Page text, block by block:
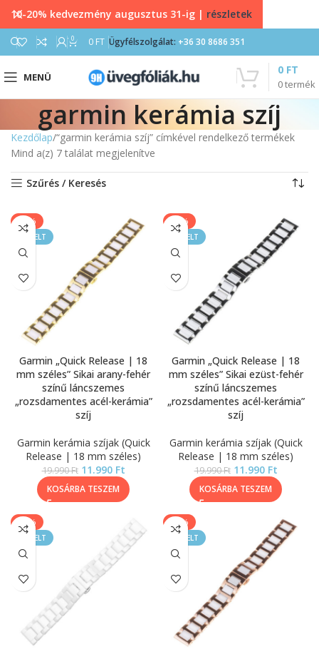
0 0 FT Ügyfélszolgálat: +36 30 8686 351
MENÜ
0termék
0 FT
garmin kerámia szíj
Kezdőlap “garmin kerámia szíj” címkével rendelkező termékek
Mind a(z) 7 találat megjelenítve
Szűrés / Keresés
-40%
KIEMELT
Garmin „Quick Release | 18
mm széles” Sikai arany-fehér
színű láncszemes
„rozsdamentes acél-kerámia”
szíj
Garmin kerámia szíjak (Quick
Release | 18 mm széles)
19.990Ft 11.990 Ft
KOSÁRBA TESZEM
-40%
KIEMELT
Garmin „Quick Release | 18
mm széles” Sikai ezüst-fehér
színű láncszemes
„rozsdamentes acél-kerámia”
szíj
Garmin kerámia szíjak (Quick
Release | 18 mm széles)
19.990Ft 11.990 Ft
KOSÁRBA TESZEM
-33%
KIEMELT
-40%
KIEMELT
10-20% kedvezmény augusztus 31-ig | részletek